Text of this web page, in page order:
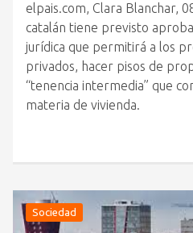
elpais.com, Clara Blanchar,
catalán tiene previsto
jurídica que permitirá a los
privados, hacer pisos de
“tenencia intermedia” que
materia de vivienda.
Sociedad